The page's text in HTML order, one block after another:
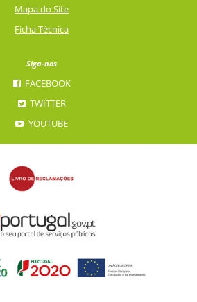
Mapa do Site
Ficha Técnica
Siga-nos
FACEBOOK
TWITTER
YOUTUBE